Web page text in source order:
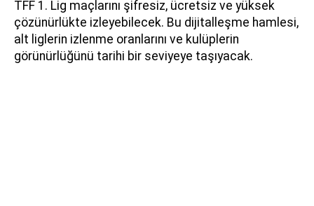
TFF 1. Lig maçlarını şifresiz, ücretsiz ve yüksek
çözünürlükte izleyebilecek. Bu dijitalleşme hamlesi,
alt liglerin izlenme oranlarını ve kulüplerin
görünürlüğünü tarihi bir seviyeye taşıyacak.